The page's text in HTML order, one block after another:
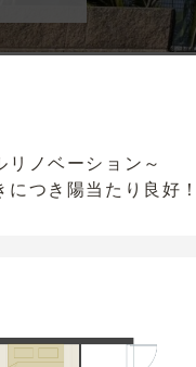
リノベーション～
つき陽当たり良好